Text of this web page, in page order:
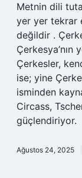
Metnin dili
yer yer tekrar
değildir .
Çerkesler,
ise; yine
isminden
Circass,
güçlendiriyor.
Ağustos 24, 2025